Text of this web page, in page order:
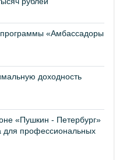
«Амбассадоры
доходность
«Пушкин - Петербург»
для профессиональных